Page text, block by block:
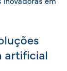
artificial